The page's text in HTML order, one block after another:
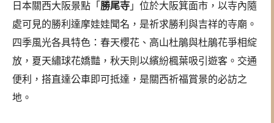
日本關西大阪景點「 勝尾寺 」位於大阪箕面市，以寺內隨
處可見的勝利達摩娃娃聞名，是祈求勝利與吉祥的寺廟。
四季風光各具特色：春天櫻花、高山杜鵑與杜鵑花爭相綻
放，夏天繡球花嬌豔，秋天則以繽紛楓葉吸引遊客。交通
便利，搭直達公車即可抵達，是關西祈福賞景的必訪之
地。